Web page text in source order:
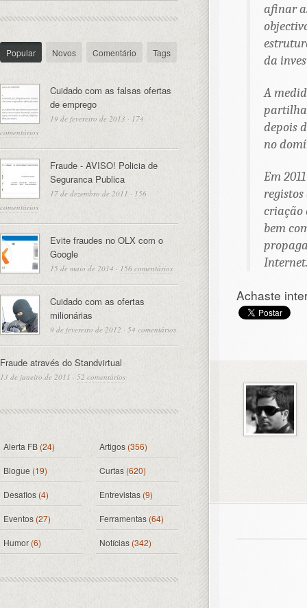
afinar
da
A
partilha
depois
no
Em
criação
bem
Internet.
Achaste
Popular Novos Comentário Tags
Cuidado com as falsas ofertas
de emprego
19 de fevereiro de 2013 · 174
comentários
Fraude - AVISO! Policia de
Seguranca Publica
17 de dezembro de 2011 · 156
comentários
Evite fraudes no OLX com o
Google
15 de maio de 2014 · 156 comentários
Cuidado com as ofertas
milionárias
9 de fevereiro de 2012 · 54 comentários
Fraude através do Standvirtual
13 de janeiro de 2011 · 52 comentários
Alerta FB(24) Artigos (356)
Blogue (19) Curtas (620)
Desafios (4) Entrevistas (9)
Eventos(27) Ferramentas(64)
Humor (6) Notícias(342)